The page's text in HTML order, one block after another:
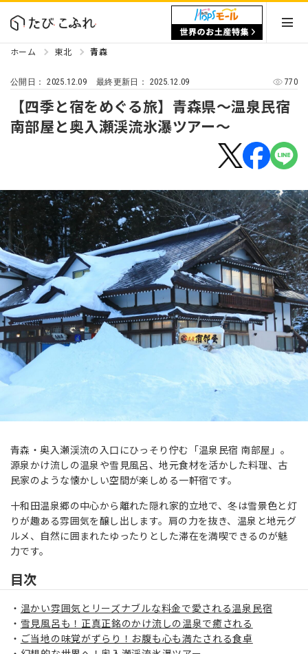
ホーム 東北 青森
公開日：2025.12.09 最終更新日： 2025.12.09 770
【四季と宿をめぐる旅】青森県〜温泉民宿
南部屋と奥入瀬渓流氷瀑ツアー〜
青森・奥入瀬渓流の入口にひっそり佇む「温泉民宿 南部屋」。
源泉かけ流しの温泉や雪見風呂、地元食材を活かした料理、古
民家のような懐かしい空間が楽しめる一軒宿です。
十和田温泉郷の中心から離れた隠れ家的立地で、冬は雪景色と灯
りが趣ある雰囲気を醸し出します。肩の力を抜き、温泉と地元グ
ルメ、自然に囲まれたゆったりとした滞在を満喫できるのが魅
力です。
目次
温かい雰囲気とリーズナブルな料金で愛される温泉民宿
雪見風呂も！正真正銘のかけ流しの温泉で癒される
ご当地の味覚がずらり！お腹も心も満たされる食卓